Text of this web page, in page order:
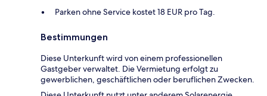
Parken ohne Service kostet 18 EUR pro Tag.
Bestimmungen
Diese Unterkunft wird von einem professionellen
Gastgeber verwaltet. Die Vermietung erfolgt zu
gewerblichen, geschäftlichen oder beruflichen Zwecken.